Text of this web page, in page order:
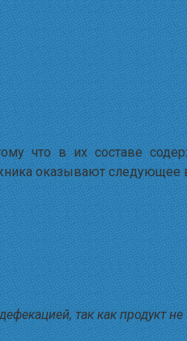
что в их составе
оказывают следующее
так как продукт не